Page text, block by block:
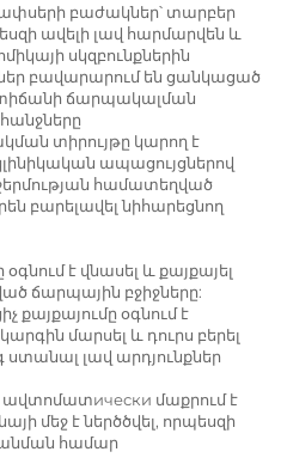
բաժակներ՝ տարբեր
ավելի լավ հարմարվեն և
սկզբունքներին
բավարարում են ցանկացած
ճարպակալման
տիրույթը կարող է
ապացույցներով
համատեղված
բարելավել նիհարեցնող
է վնասել և քայքայել
ճարպային բջիջները:
քայքայումը օգնում է
մարսել և դուրս բերել
ստանալ լավ արդյունքներ
ավտոմատически մաքրում է
մեջ է ներծծվել, որպեսզի
համար